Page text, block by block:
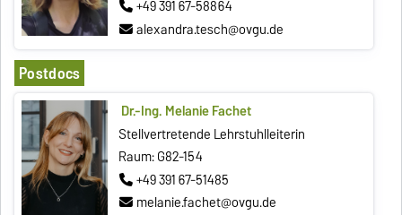
+49 391 67-58864
alexandra.tesch@ovgu.de
Postdocs
Dr.-Ing. Melanie Fachet
Stellvertretende Lehrstuhlleiterin
Raum: G82-154
+49 391 67-51485
melanie.fachet@ovgu.de